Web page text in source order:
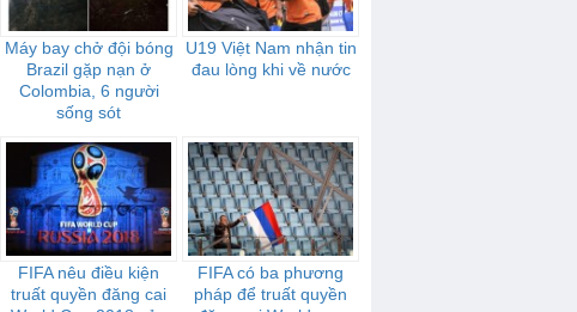
Máy bay chở đội bóng
Brazil gặp nạn ở
Colombia, 6 người
sống sót
U19 Việt Nam nhận tin
đau lòng khi về nước
FIFA nêu điều kiện
truất quyền đăng cai
FIFA có ba phương
pháp để truất quyền